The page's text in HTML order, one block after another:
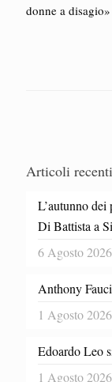
donne a disagio»
Articoli recenti
L’autunno
Di Battista a
6 Agosto 2026
Anthony
1 Agosto 2026
Edoardo Leo
1 Agosto 2026